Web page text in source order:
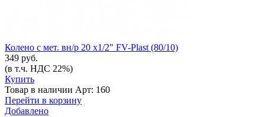
Колено с мет. вн/р 20 х1/2" FV-Plast (80/10)
349 руб.
(в т.ч. НДС 22%)
Купить
Товар в наличии Арт: 160
Перейти в корзину
Добавлено